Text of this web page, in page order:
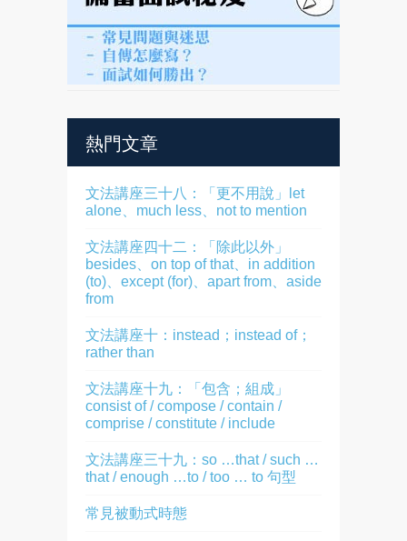
熱門文章
文法講座三十八：「更不用說」let
alone、much less、not to mention
文法講座四十二：「除此以外」
besides、on top of that、in addition
(to)、except (for)、apart from、aside
from
文法講座十：instead；instead of；
rather than
文法講座十九：「包含；組成」
consist of / compose / contain /
comprise / constitute / include
文法講座三十九：so …that / such …
that / enough …to / too … to 句型
常見被動式時態